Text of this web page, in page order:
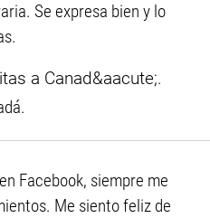
Se expresa bien y lo
Facebook, siempre me
Me siento feliz de